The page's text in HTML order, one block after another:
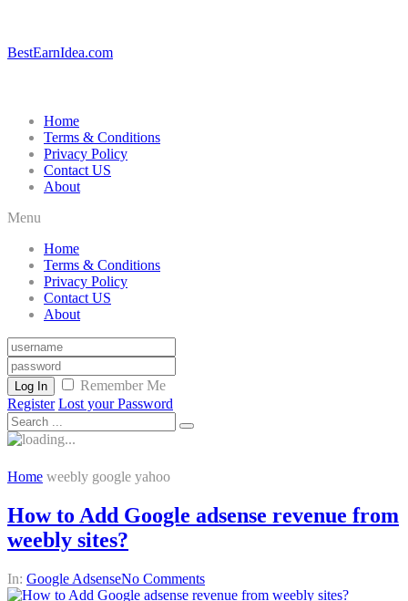
BestEarnIdea.com
Home
Terms & Conditions
Privacy Policy
Contact US
About
Menu
Home
Terms & Conditions
Privacy Policy
Contact US
About
Log In
Remember Me
Register Lost your Password
Home weebly google yahoo
How to Add Google adsense revenue from
weebly sites?
In: Google AdsenseNo Comments